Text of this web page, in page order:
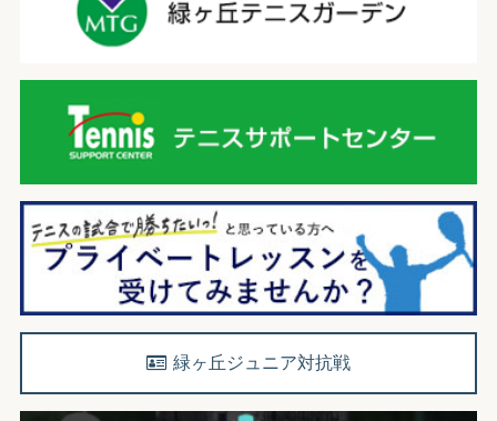
緑ヶ丘ジュニア対抗戦